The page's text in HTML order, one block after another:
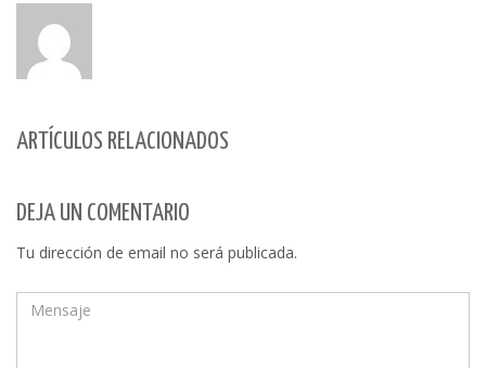
ARTÍCULOS RELACIONADOS
DEJA UN COMENTARIO
Tu dirección de email no será publicada.